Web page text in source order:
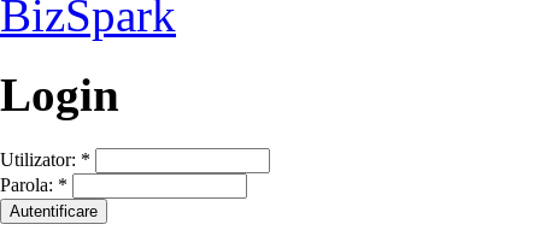
Login
Utilizator: *
Parola: *